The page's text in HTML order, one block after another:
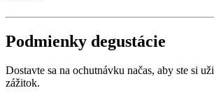
Podmienky degustácie
Dostavte sa na ochutnávku načas, aby ste si
zážitok.